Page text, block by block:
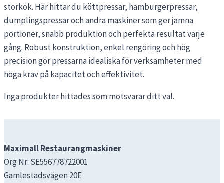
storkök. Här hittar du köttpressar, hamburgerpressar,
dumplingspressar och andra maskiner som ger jämna
portioner, snabb produktion och perfekta resultat varje
gång. Robust konstruktion, enkel rengöring och hög
precision gör pressarna idealiska för verksamheter med
höga krav på kapacitet och effektivitet.
Inga produkter hittades som motsvarar ditt val.
Maximall Restaurangmaskiner
Org Nr: SE556778722001
Gamlestadsvägen 20E